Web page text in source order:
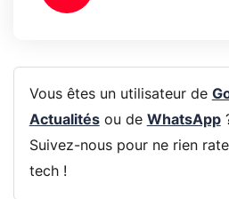
Vous êtes un utilisateur de
Actualitésou de WhatsApp
Suivez-nous pour ne rien
tech !